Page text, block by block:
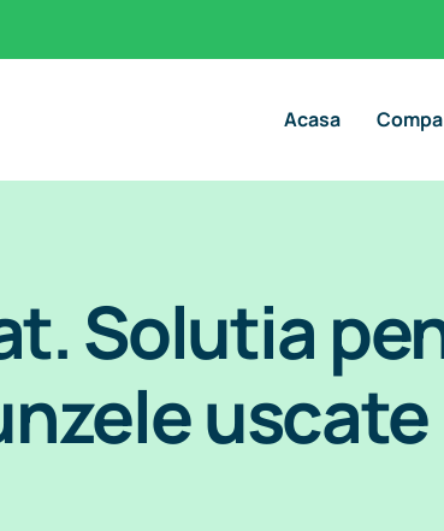
Acasa
Solutia
uscate